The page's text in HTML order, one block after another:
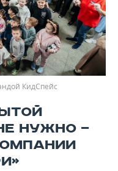
КидСпейс
НУЖНО —